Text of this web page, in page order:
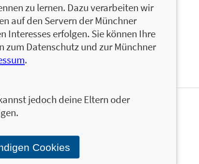
Nevada auf. Sie studierte in Las Vegas
und absolvierte ein
Verlags über die aktuellen Trends im
und Neuerscheinungen via Newsletter direkt
Newsletter!
zu lernen. Dazu verarbeiten wir
auf den Servern der Münchner
erfolgen. Sie können Ihre
zum Datenschutz und zur Münchner
.
jedoch deine Eltern oder
Cookies